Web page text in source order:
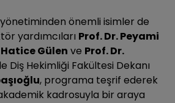
önemli isimler de
yardımcıları Prof. Dr. Peyami
Hatice Gülen ve Prof. Dr.
Diş Hekimliği Fakültesi Dekanı
, programa teşrif ederek
kadrosuyla bir araya